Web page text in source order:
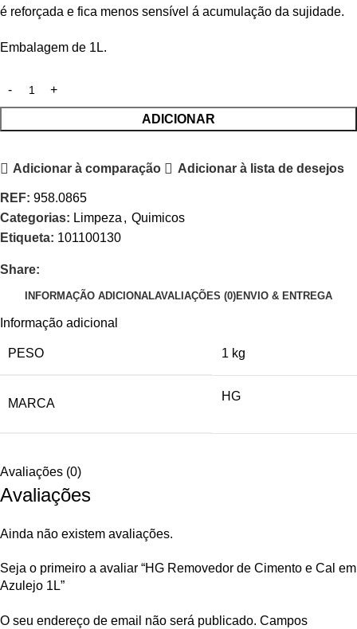
é reforçada e fica menos sensível á acumulação da sujidade.
Embalagem de 1L.
ADICIONAR
Adicionar à comparação Adicionar à lista de desejos
REF: 958.0865
Categorias: Limpeza , Quimicos
Etiqueta: 101100130
Share:
INFORMAÇÃO ADICIONALAVALIAÇÕES (0)ENVIO & ENTREGA
Informação adicional
PESO 1 kg
MARCA
HG
Avaliações (0)
Avaliações
Ainda não existem avaliações.
Seja o primeiro a avaliar “HG Removedor de Cimento e Cal em
Azulejo 1L”
O seu endereço de email não será publicado. Campos